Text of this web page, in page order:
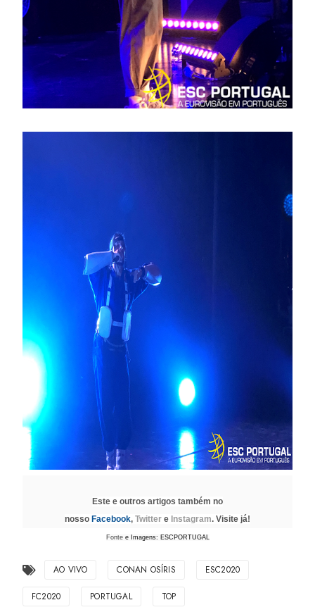
Este e outros artigos também no
nosso Facebook, Twitter e Instagram. Visite já!
Fontee Imagens: ESCPORTUGAL
AO VIVO CONAN OSÍRIS ESC2020
FC2020 PORTUGAL TOP